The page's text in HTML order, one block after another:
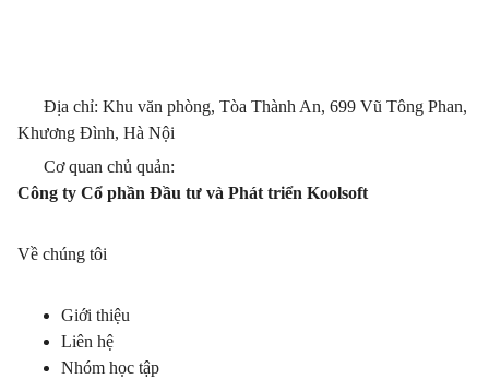
Địa chỉ: Khu văn phòng, Tòa Thành An, 699 Vũ Tông Phan,
Khương Đình, Hà Nội
Cơ quan chủ quản:
Công ty Cổ phần Đầu tư và Phát triển Koolsoft
Về chúng tôi
Giới thiệu
Liên hệ
Nhóm học tập